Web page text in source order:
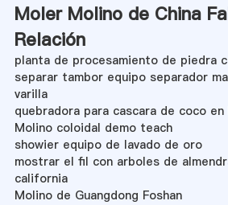
Moler Molino de China
Relación
planta de procesamiento de piedra
separar tambor equipo separador
varilla
quebradora para cascara de coco
Molino coloidal demo teach
showier equipo de lavado de oro
mostrar el fil con arboles de
california
Molino de Guangdong Foshan